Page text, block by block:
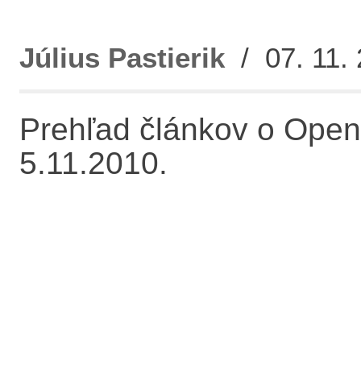
Július Pastierik / 07. 11.
Prehľad článkov o
5.11.2010.